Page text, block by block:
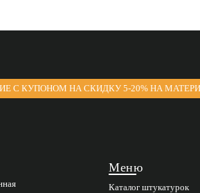
С КУПОНОМ НА СКИДКУ 5-20% НА
Меню
Каталог штукатурок